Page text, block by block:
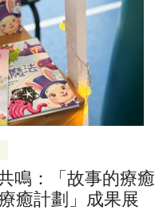
鳴：「故事的療癒
癒計劃」成果展